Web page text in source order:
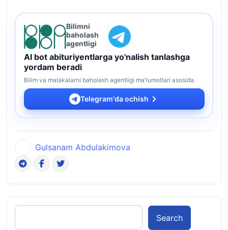
Bilimni
baholash
agentligi
AI bot abituriyentlarga yo'nalish tanlashga
yordam beradi
Bilim va malakalarni baholash agentligi ma'lumotlari asosida.
Telegram'da ochish
Gulsanam Abdulakimova
Search